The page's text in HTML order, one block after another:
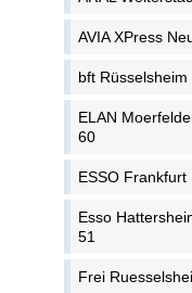
AVIA XPress
bft
ELAN
60
ESSO Frankfurt
Esso
51
Frei